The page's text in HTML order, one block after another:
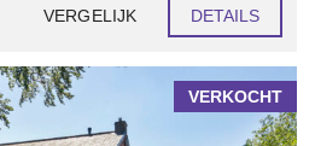
VERGELIJK DETAILS
VERKOCHT